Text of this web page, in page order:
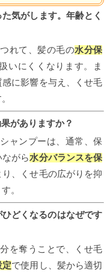
気がします。年齢とく
れて、髪の毛の水分保
いにくくなります。ま
に影響を与え、くせ毛
がありますか？
ャンプーは、通常、保
がら水分バランスを保
、くせ毛の広がりを抑
。
どくなるのはなぜです
を奪うことで、くせ毛
定で使用し、髪から適切